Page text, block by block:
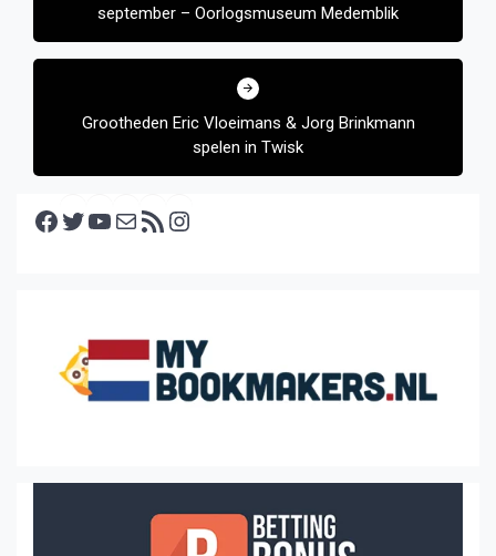
september – Oorlogsmuseum Medemblik
Grootheden Eric Vloeimans & Jorg Brinkmann
spelen in Twisk
Facebook Twitter YouTube E-mail RSS feed